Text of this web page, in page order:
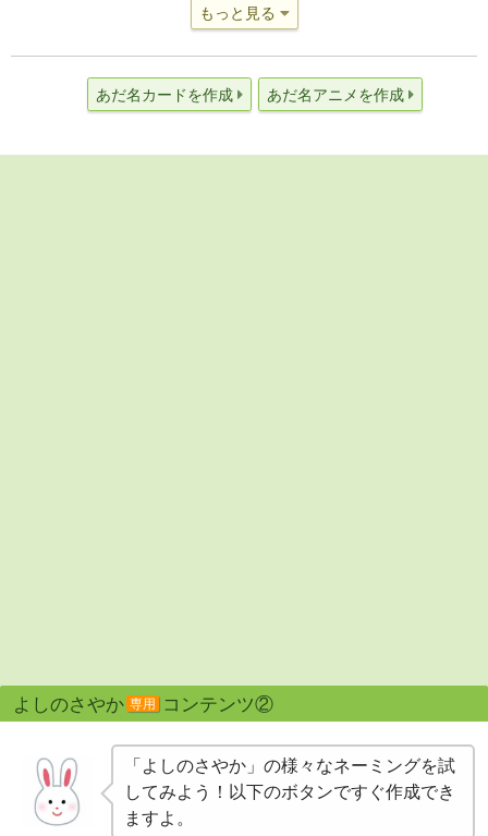
もっと見る
あだ名カードを作成 あだ名アニメを作成
よしのさやか 専用 コンテンツ②
「よしのさやか」の様々なネーミングを試
してみよう！以下のボタンですぐ作成でき
ますよ。